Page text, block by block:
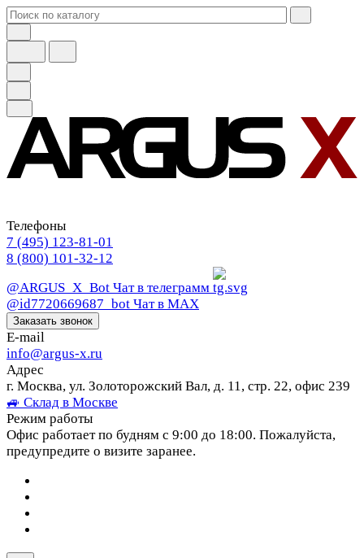
Телефоны
7 (495) 123-81-01
8 (800) 101-32-12
@ARGUS_X_Bot Чат в телеграмм
@id7720669687_bot Чат в МАХ
Заказать звонок
E-mail
info@argus-x.ru
Адрес
г. Москва, ул. Золоторожский Вал, д. 11, стр. 22, офис 239
🚙 Склад в Москве
Режим работы
Офис работает по будням с 9:00 до 18:00. Пожалуйста,
предупредите о визите заранее.